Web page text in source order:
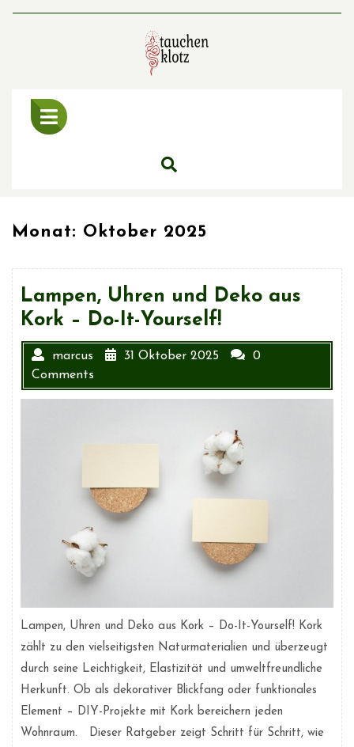
Menu
Monat: Oktober 2025
Lampen, Uhren und Deko aus
Kork – Do-It-Yourself!
marcus 31 Oktober 2025
0
Comments
Lampen, Uhren und Deko aus Kork – Do-It-Yourself! Kork
zählt zu den vielseitigsten Naturmaterialien und überzeugt
durch seine Leichtigkeit, Elastizität und umweltfreundliche
Herkunft. Ob als dekorativer Blickfang oder funktionales
Element – DIY-Projekte mit Kork bereichern jeden
Wohnraum. Dieser Ratgeber zeigt Schritt für Schritt, wie